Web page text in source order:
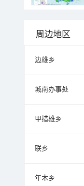
周边地区
边雄乡
城南办事处
甲措雄乡
联乡
年木乡